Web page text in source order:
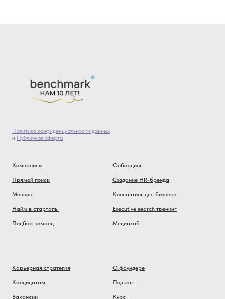
Политика конфиденциальности данных
и Публичная оферта
Компаниям
Прямой поиск
Меппинг
Найм в стартапы
Подбор команд
Онбординг
Создание HR-бренда
Консалтинг для бизнеса
Executive search тренинг
Медиахаб
Карьерная стратегия
Кандидатам
Вакансии
О фаундере
Подкаст
Курс